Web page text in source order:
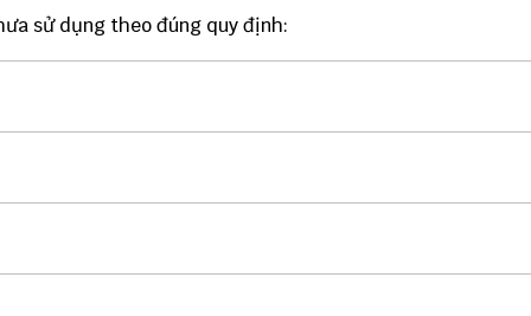
sử dụng theo đúng quy định: